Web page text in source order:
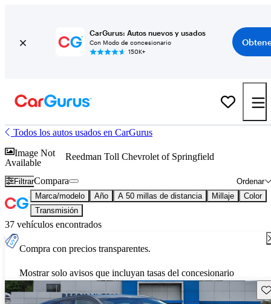
CarGurus: Autos nuevos y usados
Con Modo de concesionario
150K+
Todos los autos usados en CarGurus
Image Not
Available
Reedman Toll Chevrolet of Springfield
Filtrar Ordenar
Compara
Marca/modelo Año A 50 millas de distancia Millaje
Color
Transmisión
37 vehículos encontrados
Compra con precios transparentes.
Mostrar solo avisos que incluyan tasas del concesionario